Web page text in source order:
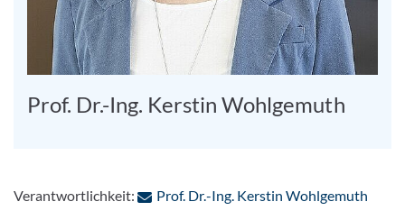
Prof. Dr.-Ing. Kerstin Wohlgemuth
Verantwortlichkeit: Prof. Dr.-Ing. Kerstin Wohlgemuth: Per